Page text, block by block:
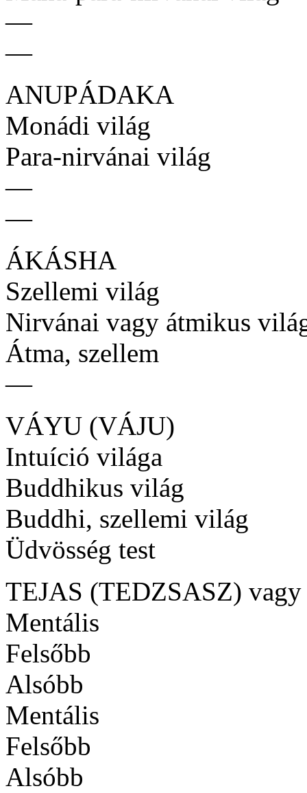
—
—
ANUPÁDAKA
Monádi világ
Para-nirvánai világ
—
—
ÁKÁSHA
Szellemi világ
Nirvánai vagy átmikus
Átma, szellem
—
VÁYU (VÁJU)
Intuíció világa
Buddhikus világ
Buddhi, szellemi világ
Üdvösség test
TEJAS (TEDZSASZ)
Mentális
Felsőbb
Alsóbb
Mentális
Felsőbb
Alsóbb